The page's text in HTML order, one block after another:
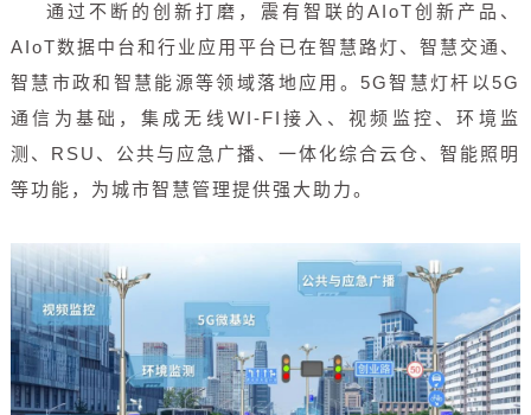
通过不断的创新打磨，震有智联的AIoT创新产品、
AIoT数据中台和行业应用平台已在智慧路灯、智慧交通、
智慧市政和智慧能源等领域落地应用。5G智慧灯杆以5G
通信为基础，集成无线WI-FI接入、视频监控、环境监
测、RSU、公共与应急广播、一体化综合云仓、智能照明
等功能，为城市智慧管理提供强大助力。